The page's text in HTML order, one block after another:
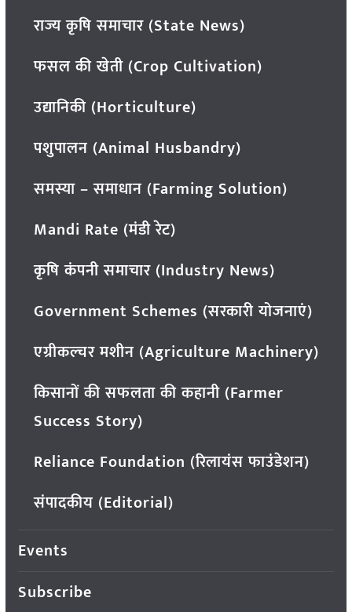
राज्य कृषि समाचार (State News)
फसल की खेती (Crop Cultivation)
उद्यानिकी (Horticulture)
पशुपालन (Animal Husbandry)
समस्या – समाधान (Farming Solution)
Mandi Rate (मंडी रेट)
कृषि कंपनी समाचार (Industry News)
Government Schemes (सरकारी योजनाएं)
एग्रीकल्चर मशीन (Agriculture Machinery)
किसानों की सफलता की कहानी (Farmer
Success Story)
Reliance Foundation (रिलायंस फाउंडेशन)
संपादकीय (Editorial)
Events
Subscribe